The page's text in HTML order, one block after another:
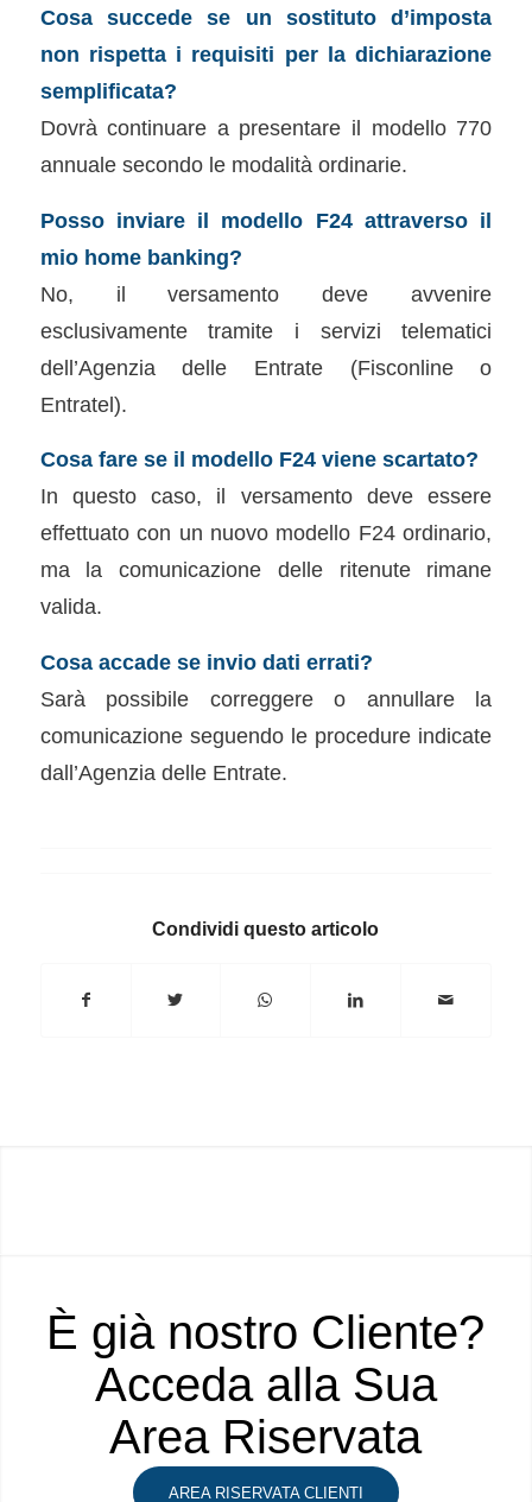
Cosa succede se un sostituto d’imposta
non rispetta i requisiti per la dichiarazione
semplificata?
Dovrà continuare a presentare il modello 770
annuale secondo le modalità ordinarie.
Posso inviare il modello F24 attraverso il
mio home banking?
No, il versamento deve avvenire
esclusivamente tramite i servizi telematici
dell’Agenzia delle Entrate (Fisconline o
Entratel).
Cosa fare se il modello F24 viene scartato?
In questo caso, il versamento deve essere
effettuato con un nuovo modello F24 ordinario,
ma la comunicazione delle ritenute rimane
valida.
Cosa accade se invio dati errati?
Sarà possibile correggere o annullare la
comunicazione seguendo le procedure indicate
dall’Agenzia delle Entrate.
Condividi questo articolo
È già nostro Cliente?
Acceda alla Sua
Area Riservata
AREA RISERVATA CLIENTI